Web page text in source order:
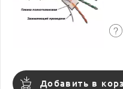
Добавить в